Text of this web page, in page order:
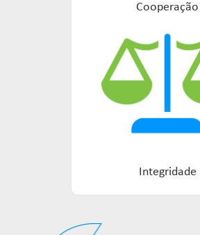
Cooperação
Integridade